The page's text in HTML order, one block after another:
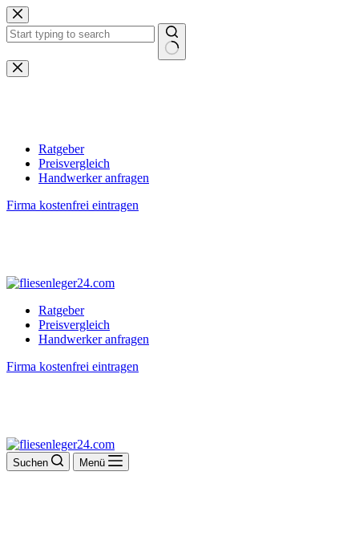
Zum
Inhalt
springen
Keine
Ergebnisse
Ratgeber
Preisvergleich
Handwerker anfragen
Firma kostenfrei eintragen
Ratgeber
Preisvergleich
Handwerker anfragen
Firma kostenfrei eintragen
Suchen Menü